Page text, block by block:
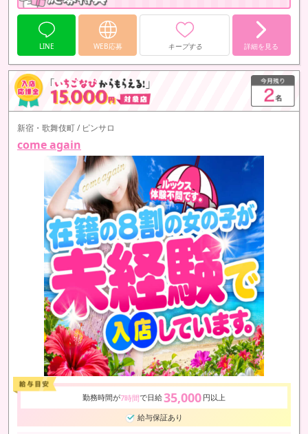
LINE WEB応募 キープする 詳細を見る
新宿・歌舞伎町 / ピンサロ
come again
勤務時間が7時間で日給35,000 円以上
給与保証あり